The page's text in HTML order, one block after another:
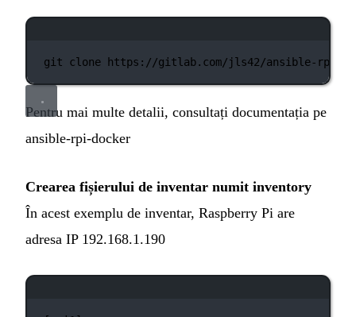
git clone https://gitlab.com/jls42/ansible-rpi-
Pentru mai multe detalii, consultați documentația pe
ansible-rpi-docker
Crearea fișierului de inventar numit inventory
În acest exemplu de inventar, Raspberry Pi are
adresa IP 192.168.1.190